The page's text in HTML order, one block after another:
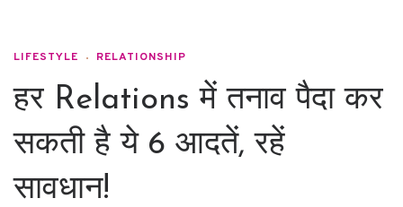
LIFESTYLE RELATIONSHIP
हर Relations में तनाव पैदा कर
सकती है ये 6 आदतें, रहें
सावधान!